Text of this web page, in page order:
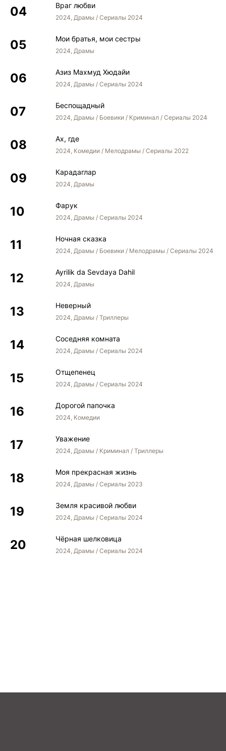
Враг любви
2024, Драмы / Сериалы 2024
Мои братья, мои сестры
2024, Драмы
Азиз Махмуд Хюдайи
2024, Драмы / Сериалы 2024
Беспощадный
2024, Драмы / Боевики / Криминал / Сериалы 2024
Ах, где
2024, Комедии / Мелодрамы / Сериалы 2022
Карадаглар
2024, Драмы
Фарук
2024, Драмы / Сериалы 2024
Ночная сказка
2024, Драмы / Боевики / Мелодрамы / Сериалы 2024
Ayrilik da Sevdaya Dahil
2024, Драмы
Неверный
2024, Драмы / Триллеры
Соседняя комната
2024, Драмы / Сериалы 2024
Отщепенец
2024, Драмы / Сериалы 2024
Дорогой папочка
2024, Комедии
Уважение
2024, Драмы / Криминал / Триллеры
Моя прекрасная жизнь
2024, Драмы / Сериалы 2023
Земля красивой любви
2024, Драмы / Сериалы 2024
Чёрная шелковица
2024, Драмы / Сериалы 2024